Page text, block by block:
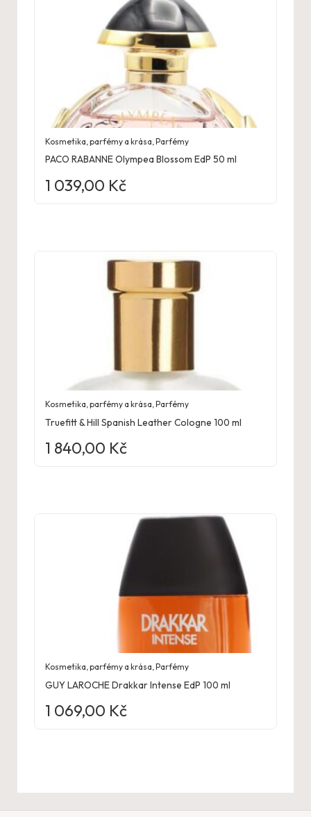
Kosmetika, parfémy a krása ,Parfémy
PACO RABANNE Olympea Blossom EdP 50 ml
1 039,00 Kč
Kosmetika, parfémy a krása,Parfémy
Truefitt & Hill Spanish Leather Cologne 100 ml
1 840,00 Kč
Kosmetika, parfémy a krása,Parfémy
GUY LAROCHE Drakkar Intense EdP 100 ml
1 069,00 Kč